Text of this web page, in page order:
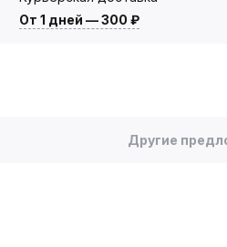
От 1 дней —300 ₽
Другие